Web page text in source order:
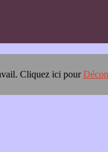
Cliquez ici pour